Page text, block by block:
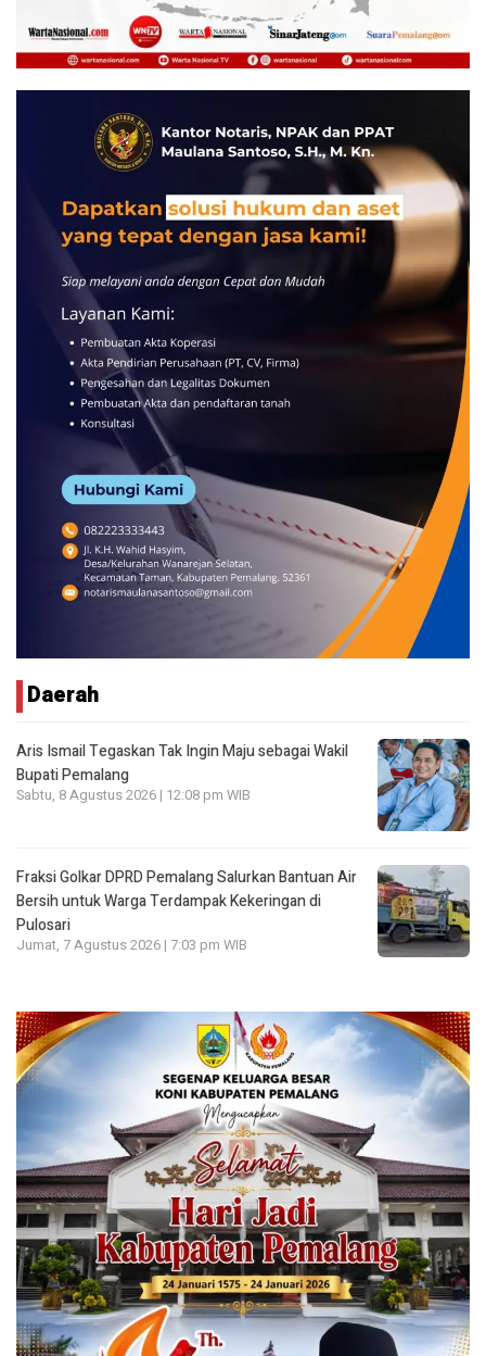
Daerah
Aris Ismail Tegaskan Tak Ingin Maju sebagai Wakil
Bupati Pemalang
Sabtu, 8 Agustus 2026 | 12:08 pm WIB
Fraksi Golkar DPRD Pemalang Salurkan Bantuan Air
Bersih untuk Warga Terdampak Kekeringan di
Pulosari
Jumat, 7 Agustus 2026 | 7:03 pm WIB